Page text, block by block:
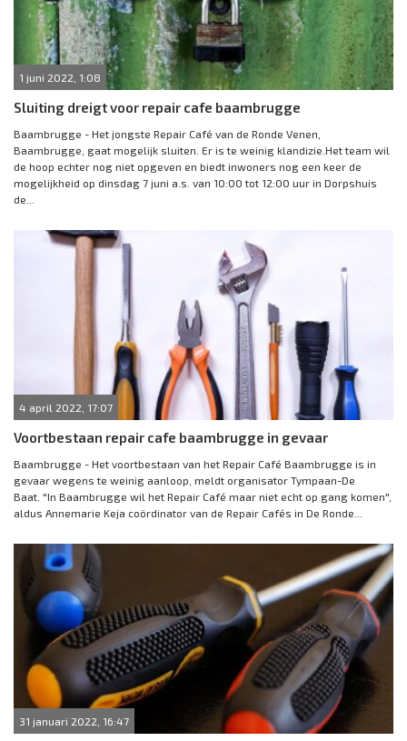
1 juni 2022, 1:08
Sluiting dreigt voor repair cafe baambrugge
Baambrugge - Het jongste Repair Café van de Ronde Venen,
Baambrugge, gaat mogelijk sluiten. Er is te weinig klandizie.Het team wil
de hoop echter nog niet opgeven en biedt inwoners nog een keer de
mogelijkheid op dinsdag 7 juni a.s. van 10:00 tot 12:00 uur in Dorpshuis
de...
4 april 2022, 17:07
Voortbestaan repair cafe baambrugge in gevaar
Baambrugge - Het voortbestaan van het Repair Café Baambrugge is in
gevaar wegens te weinig aanloop, meldt organisator Tympaan-De
Baat. "In Baambrugge wil het Repair Café maar niet echt op gang komen",
aldus Annemarie Keja coördinator van de Repair Cafés in De Ronde...
31 januari 2022, 16:47